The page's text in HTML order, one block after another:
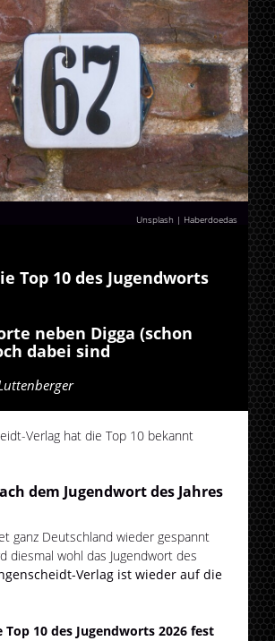
Unsplash | Haberdoedas
Top 10 des Jugendworts
neben Digga (schon
dabei sind
Verlag hat die Top 10 bekannt
dem Jugendwort des Jahres
ganz Deutschland wieder gespannt
diesmal wohl das Jugendwort des
Verlag ist wieder auf die
10 des Jugendworts 2026 fest